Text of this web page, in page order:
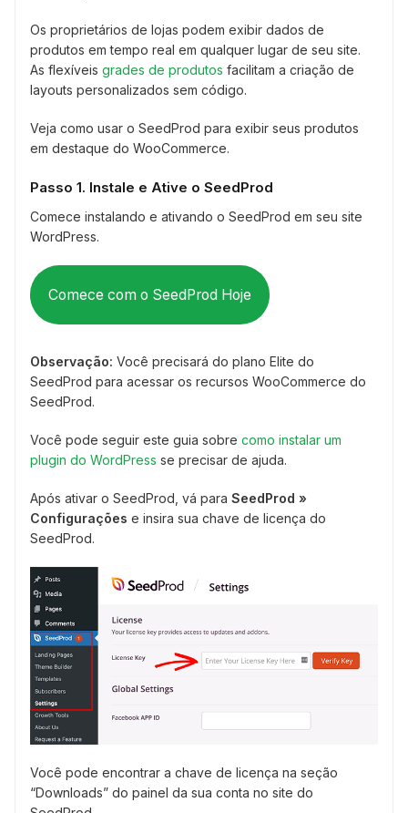
Os proprietários de lojas podem exibir dados de
produtos em tempo real em qualquer lugar de seu site.
As flexíveis grades de produtos facilitam a criação de
layouts personalizados sem código.
Veja como usar o SeedProd para exibir seus produtos
em destaque do WooCommerce.
Passo 1. Instale e Ative o SeedProd
Comece instalando e ativando o SeedProd em seu site
WordPress.
Comece com o SeedProd Hoje
Observação: Você precisará do plano Elite do
SeedProd para acessar os recursos WooCommerce do
SeedProd.
Você pode seguir este guia sobre como instalar um
plugin do WordPress se precisar de ajuda.
Após ativar o SeedProd, vá para SeedProd »
Configurações e insira sua chave de licença do
SeedProd.
Você pode encontrar a chave de licença na seção
“Downloads” do painel da sua conta no site do